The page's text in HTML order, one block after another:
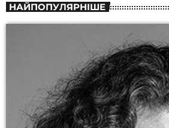
НАЙПОПУЛЯРНІШЕ